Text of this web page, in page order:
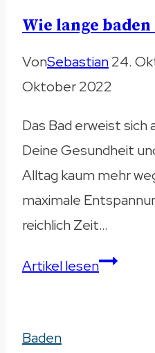
Wie
ist
es?
Wie lange baden
VonSebastian24.
Oktober 2022
Das Bad erweist
Deine Gesundheit
Alltag kaum mehr
maximale
reichlich Zeit…
Artikel lesenWie
Baden